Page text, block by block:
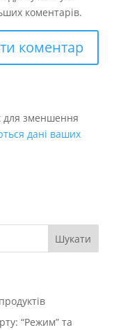
коментарів.
для зменшення
дані ваших
“Режим” та